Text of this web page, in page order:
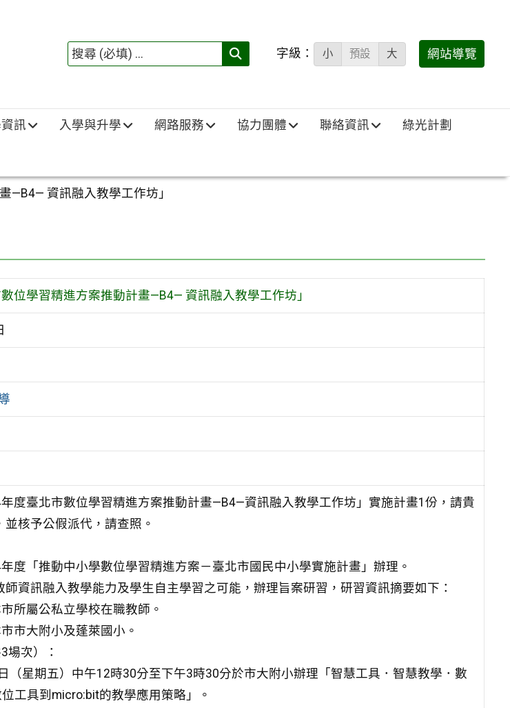
搜
填)：
字級： 小 預設 大 網站導覽
訊 入學與升學 網路服務 協力團體 聯絡資訊 綠光計劃
—B4— 資訊融入教學工作坊」
數位學習精進方案推動計畫—B4— 資訊融入教學工作坊」
度臺北市數位學習精進方案推動計畫—B4—資訊融入教學工作坊」實施計畫1份，請貴
核予公假派代，請查照。
度「推動中小學數位學習精進方案－臺北市國民中小學實施計畫」辦理。
師資訊融入教學能力及學生自主學習之可能，辦理旨案研習，研習資訊摘要如下：
所屬公私立學校在職教師。
市大附小及蓬萊國小。
場次）：
（星期五）中午12時30分至下午3時30分於市大附小辦理「智慧工具．智慧教學．數
工具到micro:bit的教學應用策略」。